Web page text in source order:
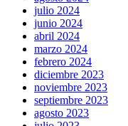
julio 2024
junio 2024
abril 2024
marzo 2024
febrero 2024
diciembre 2023
noviembre 2023
septiembre 2023
agosto 2023